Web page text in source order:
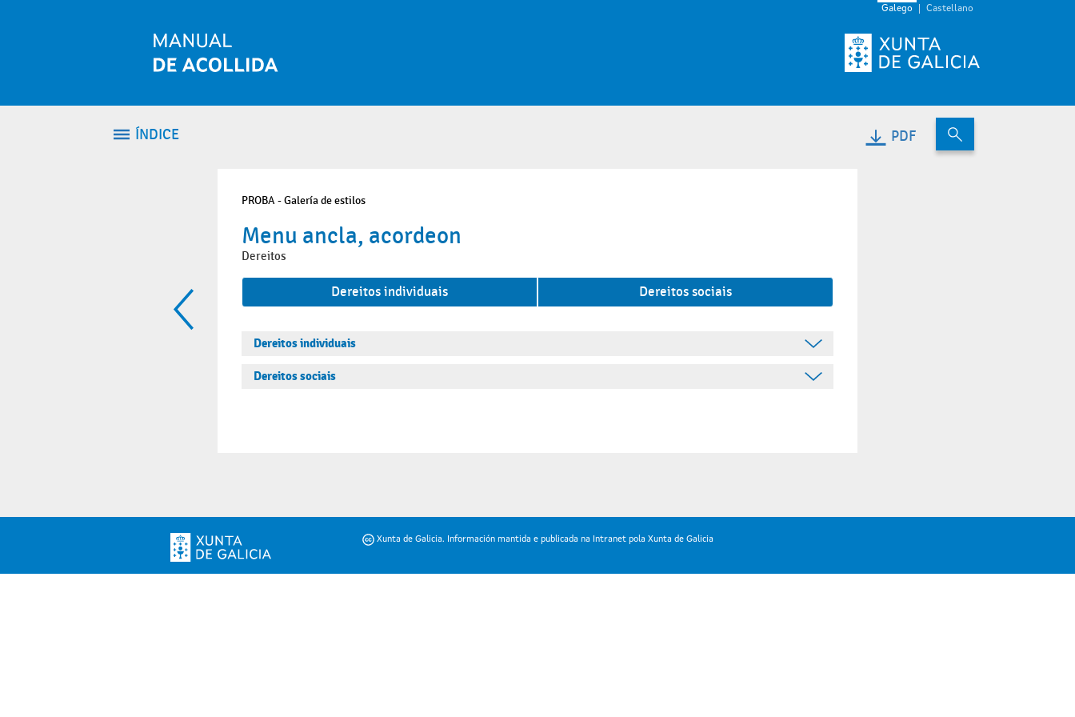
Galego Castellano
ÍNDICE PDF
PROBA - Galería de estilos
Menu ancla, acordeon
Dereitos
Dereitos individuais Dereitos sociais
Dereitos individuais
Dereitos sociais
Xunta de Galicia. Información mantida e publicada na Intranet pola Xunta de Galicia